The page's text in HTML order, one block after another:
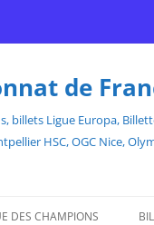
de
billets Ligue Europa,
HSC, OGC Nice,
DES CHAMPIONS